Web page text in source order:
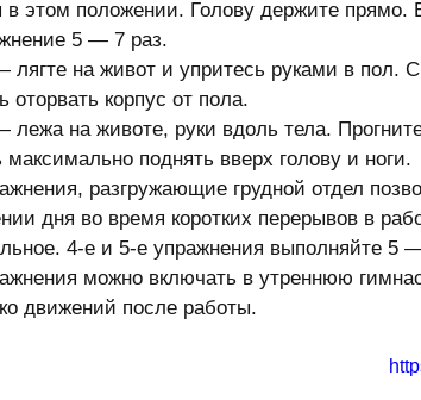
в этом положении. Голову держите прямо.
5 — 7 раз.
лягте на живот и упритесь руками в пол.
оторвать корпус от пола.
лежа на животе, руки вдоль тела.
максимально поднять вверх голову и ноги.
разгружающие грудной отдел
дня во время коротких перерывов в
4-е и 5-е упражнения выполняйте 5
можно включать в утреннюю
движений после работы.